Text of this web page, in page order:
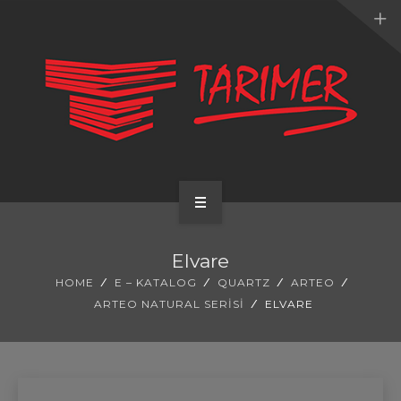
UYGULAMALARIMIZ
Elvare
HOME E – KATALOG QUARTZ
ARTEO
ARTEO NATURAL SERISI
ELVARE